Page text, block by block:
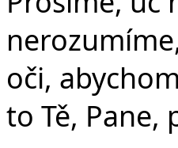
oči,
to Tě, Pane,